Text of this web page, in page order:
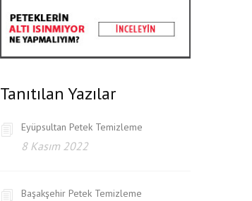
Tanıtılan Yazılar
Eyüpsultan Petek Temizleme
8 Kasım 2022
Başakşehir Petek Temizleme